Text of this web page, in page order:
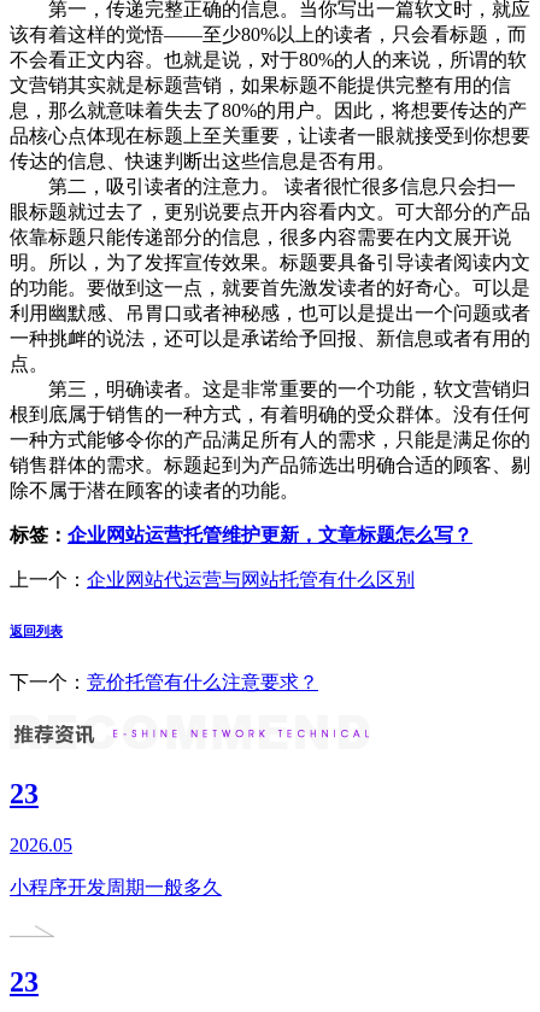
第一，传递完整正确的信息。当你写出一篇软文时，就应
该有着这样的觉悟——至少80%以上的读者，只会看标题，而
不会看正文内容。也就是说，对于80%的人的来说，所谓的软
文营销其实就是标题营销，如果标题不能提供完整有用的信
息，那么就意味着失去了80%的用户。因此，将想要传达的产
品核心点体现在标题上至关重要，让读者一眼就接受到你想要
传达的信息、快速判断出这些信息是否有用。
第二，吸引读者的注意力。 读者很忙很多信息只会扫一
眼标题就过去了，更别说要点开内容看内文。可大部分的产品
依靠标题只能传递部分的信息，很多内容需要在内文展开说
明。所以，为了发挥宣传效果。标题要具备引导读者阅读内文
的功能。要做到这一点，就要首先激发读者的好奇心。可以是
利用幽默感、吊胃口或者神秘感，也可以是提出一个问题或者
一种挑衅的说法，还可以是承诺给予回报、新信息或者有用的
点。
第三，明确读者。这是非常重要的一个功能，软文营销归
根到底属于销售的一种方式，有着明确的受众群体。没有任何
一种方式能够令你的产品满足所有人的需求，只能是满足你的
销售群体的需求。标题起到为产品筛选出明确合适的顾客、剔
除不属于潜在顾客的读者的功能。
标签： 企业网站运营托管维护更新，文章标题怎么写？
上一个： 企业网站代运营与网站托管有什么区别
返回列表
下一个： 竞价托管有什么注意要求？
23
2026.05
小程序开发周期一般多久
23